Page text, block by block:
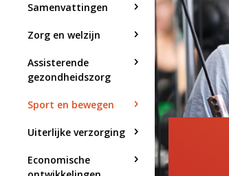
Samenvattingen
Zorg en welzijn
Assisterende
gezondheidszorg
Sport en bewegen
Uiterlijke verzorging
Economische